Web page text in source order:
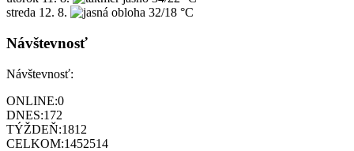
streda 12. 8. 32/18 °C
Návštevnosť
Návštevnosť:
ONLINE:0
DNES:172
TÝŽDEŇ:1812
CELKOM:1452514